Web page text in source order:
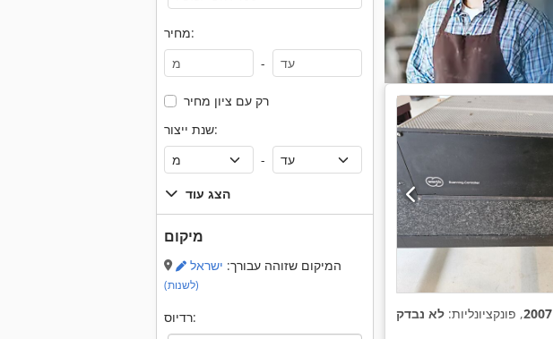
מחיר:
-
רק עם ציון מחיר
שנת ייצור:
-
הצג עוד
מיקום
המיקום שזוהה עבורך: ישראל
(לשנות)
רדיוס: 2007, פונקציונליות: לא נבדק